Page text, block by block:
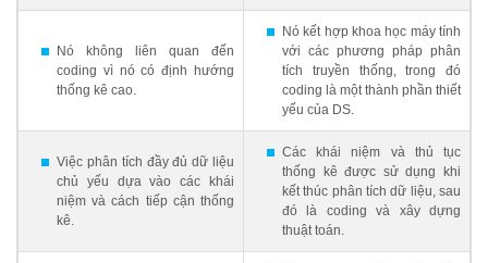
Nó không liên quan đến
coding vì nó có định hướng
thống kê cao.
Nó kết hợp khoa học máy tính
với các phương pháp phân
tích truyền thống, trong đó
coding là một thành phần thiết
yếu của DS.
Việc phân tích đầy đủ dữ liệu
chủ yếu dựa vào các khái
niệm và cách tiếp cận thống
kê.
Các khái niệm và thủ tục
thống kê được sử dụng khi
kết thúc phân tích dữ liệu, sau
đó là coding và xây dựng
thuật toán.